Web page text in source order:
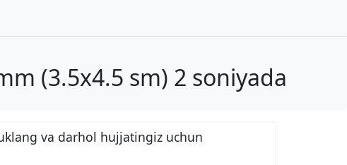
(3.5x4.5 sm) 2 soniyada
va darhol hujjatingiz uchun